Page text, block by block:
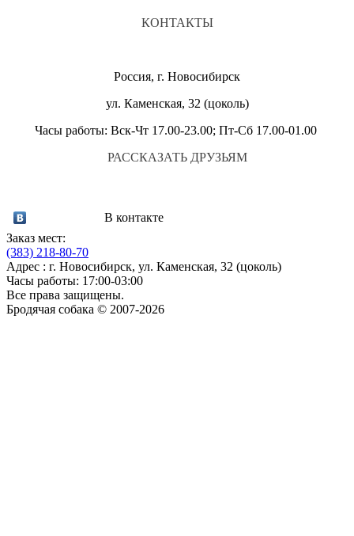
КОНТАКТЫ
Россия, г. Новосибирск
ул. Каменская, 32 (цоколь)
Часы работы: Вск-Чт 17.00-23.00; Пт-Сб 17.00-01.00
РАССКАЗАТЬ ДРУЗЬЯМ
В контакте
Заказ мест:
(383) 218-80-70
Адрес : г. Новосибирск, ул. Каменская, 32 (цоколь)
Часы работы: 17:00-03:00
Все права защищены.
Бродячая собака © 2007-2026